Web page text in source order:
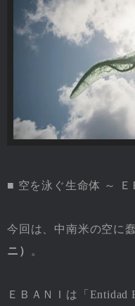
■ 空を泳ぐ生命体 ～ Ｅ
今回は、中南米の空に
ニ）
。
ＥＢＡＮＩは「Entidad